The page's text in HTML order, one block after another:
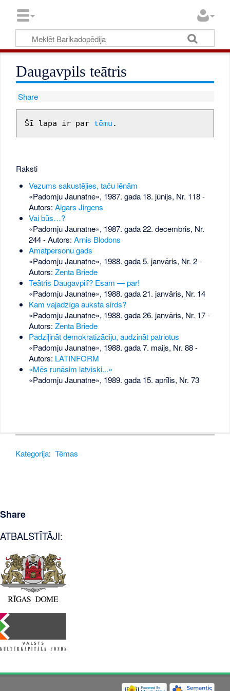
Daugavpils teātris
Share
Šī lapa ir par tēmu
Raksti
Vezums sakustējies, taču lēnām
«Padomju Jaunatne», 1987. gada 18. jūnijs, Nr. 118-
Autors: Aigars Jirgens
Vai būs…?
«Padomju Jaunatne», 1987. gada 22. decembris, Nr.
244- Autors: Arnis Blodons
Amatpersonu gads
«Padomju Jaunatne», 1988. gada 5. janvāris, Nr. 2-
Autors: Zenta Briede
Teātris Daugavpilī? Esam — par!
«Padomju Jaunatne», 1988. gada 21. janvāris, Nr. 14
Kam vajadzīga auksta sirds?
«Padomju Jaunatne», 1988. gada 26. janvāris, Nr. 17-
Autors: Zenta Briede
Padziļināt demokratizāciju, audzināt patriotus
«Padomju Jaunatne», 1988. gada 7. maijs, Nr. 88-
Autors: LATINFORM
«Mēs runāsim latviski...»
«Padomju Jaunatne», 1989. gada 15. aprīlis, Nr. 73
Kategorija: Tēmas
Share
ATBALSTĪTĀJI: